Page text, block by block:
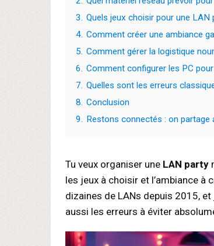
3. Quels jeux choisir pour une
4. Comment créer une ambiance
5. Comment gérer la logistique
6. Comment configurer les PC
7. Quelles sont les erreurs
8. Conclusion
9. Restons connectés : on partage
Tu veux organiser une LAN party
les jeux à choisir et l’ambiance à
dizaines de LANs depuis 2015,
aussi les erreurs à éviter